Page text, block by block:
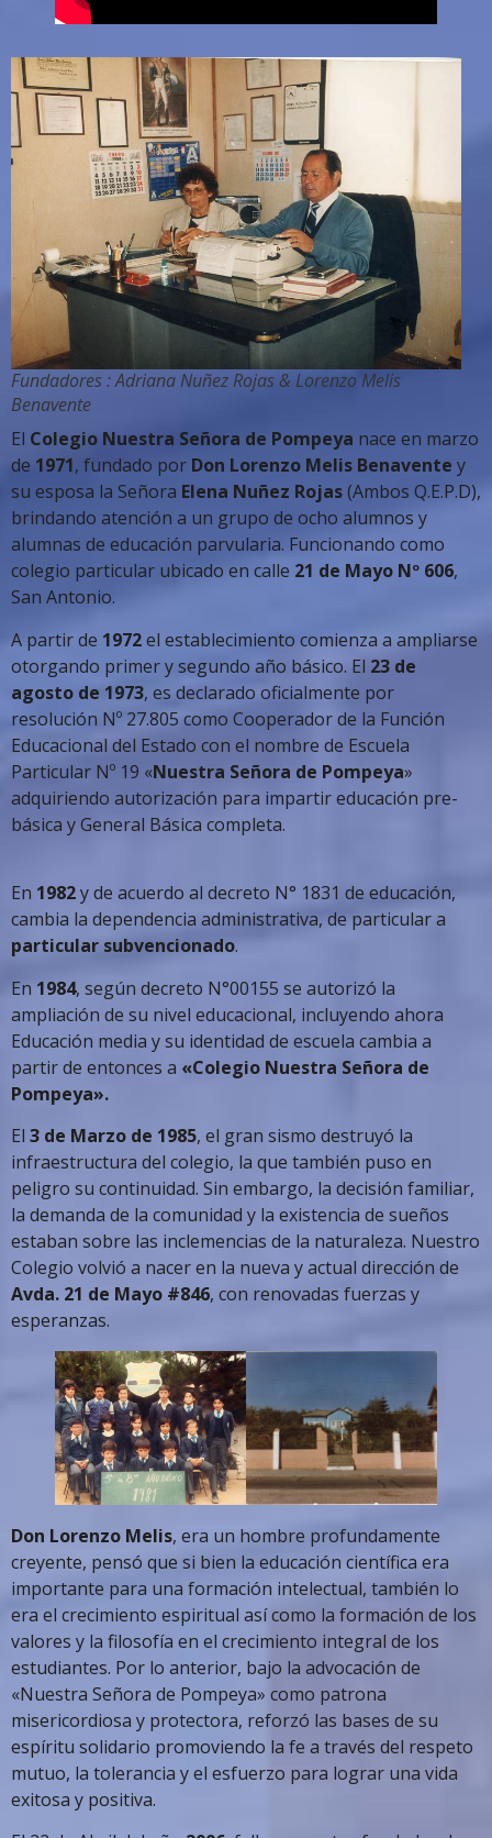
Fundadores : Adriana Nuñez Rojas & Lorenzo Melis
Benavente
El Colegio Nuestra Señora de Pompeya nace en marzo
de 1971, fundado por Don Lorenzo Melis Benavente y
su esposa la Señora Elena Nuñez Rojas(Ambos Q.E.P.D),
brindando atención a un grupo de ocho alumnos y
alumnas de educación parvularia. Funcionando como
colegio particular ubicado en calle 21 de Mayo Nº 606,
San Antonio.
A partir de 1972el establecimiento comienza a ampliarse
otorgando primer y segundo año básico. El 23 de
agosto de 1973, es declarado oficialmente por
resolución Nº 27.805 como Cooperador de la Función
Educacional del Estado con el nombre de Escuela
Particular Nº 19 «Nuestra Señora de Pompeya»
adquiriendo autorización para impartir educación pre-
básica y General Básica completa.
En 1982y de acuerdo al decreto N° 1831 de educación,
cambia la dependencia administrativa, de particular a
particular subvencionado.
En 1984, según decreto N°00155 se autorizó la
ampliación de su nivel educacional, incluyendo ahora
Educación media y su identidad de escuela cambia a
partir de entonces a «Colegio Nuestra Señora de
Pompeya».
El 3 de Marzo de 1985, el gran sismo destruyó la
infraestructura del colegio, la que también puso en
peligro su continuidad. Sin embargo, la decisión familiar,
la demanda de la comunidad y la existencia de sueños
estaban sobre las inclemencias de la naturaleza. Nuestro
Colegio volvió a nacer en la nueva y actual dirección de
Avda. 21 de Mayo #846, con renovadas fuerzas y
esperanzas.
Don Lorenzo Melis, era un hombre profundamente
creyente, pensó que si bien la educación científica era
importante para una formación intelectual, también lo
era el crecimiento espiritual así como la formación de los
valores y la filosofía en el crecimiento integral de los
estudiantes. Por lo anterior, bajo la advocación de
«Nuestra Señora de Pompeya» como patrona
misericordiosa y protectora, reforzó las bases de su
espíritu solidario promoviendo la fe a través del respeto
mutuo, la tolerancia y el esfuerzo para lograr una vida
exitosa y positiva.